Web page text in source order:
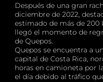
Después de una gran
diciembre de 2022,
estimado de más de 200
llegó el momento de
de Quepos.
Quepos se encuentra a
capital de Costa Rica,
horas en camioneta por
el día debido al tráfico